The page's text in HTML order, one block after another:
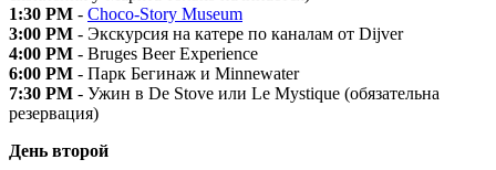
1:30 PM - Choco-Story Museum
3:00 PM - Экскурсия на катере по каналам от Dijver
4:00 PM - Bruges Beer Experience
6:00 PM - Парк Бегинаж и Minnewater
7:30 PM - Ужин в De Stove или Le Mystique (обязательна
резервация)
День второй